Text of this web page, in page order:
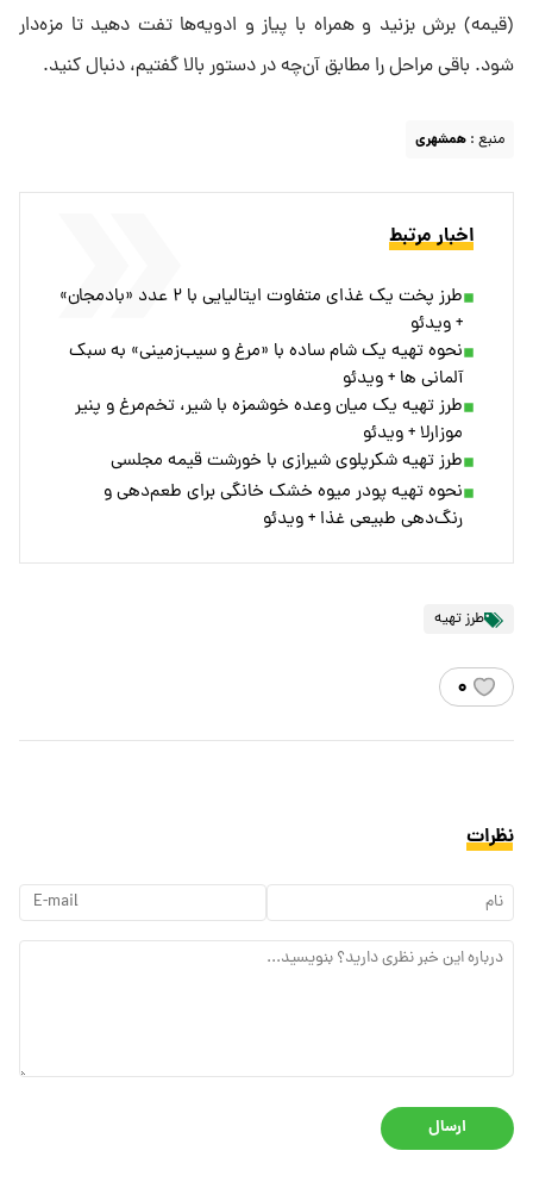
(قیمه) برش بزنید و همراه با پیاز و ادویه‌ها تفت دهید تا مزه‌دار
شود. باقی مراحل را مطابق آن‌چه در دستور بالا گفتیم، دنبال کنید.
منبع : همشهری
اخبار مرتبط
طرز پخت یک غذای متفاوت ایتالیایی با ۲ عدد «بادمجان»
+ ویدئو
نحوه تهیه یک شام ساده با «مرغ و سیب‌زمینی» به سبک
آلمانی ها + ویدئو
طرز تهیه یک میان وعده خوشمزه با شیر، تخم‌مرغ و پنیر
موزارلا + ویدئو
طرز تهیه شکرپلوی شیرازی با خورشت قیمه مجلسی
نحوه تهیه پودر میوه خشک خانگی برای طعم‌دهی و
رنگ‌دهی طبیعی غذا + ویدئو
طرز تهیه
۰
نظرات
ارسال